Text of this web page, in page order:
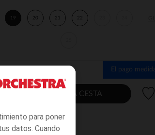
para poner
datos. Cuando
19 20 21 22
El pago
AÑADIR A LA CESTA